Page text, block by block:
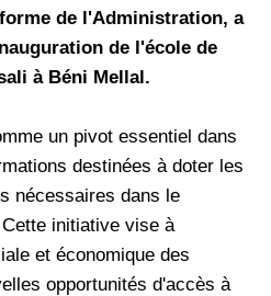
de l'Administration, a
de l'école de
à Béni Mellal.
un pivot essentiel dans
destinées à doter les
nécessaires dans le
initiative vise à
et économique des
opportunités d'accès à